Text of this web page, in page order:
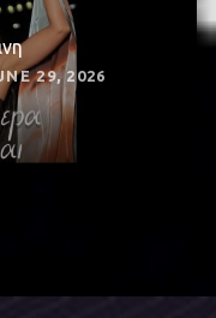
29, 2026